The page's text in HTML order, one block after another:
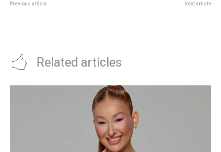
Previous article Next article
Related articles